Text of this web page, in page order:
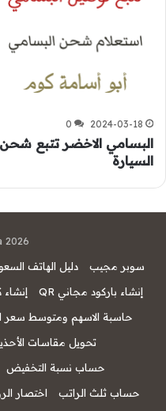
2024-03-18
0
البسامي الاخضر تتبع شحن
السيارة
2026
سوبر مجيب
دليل الهاتف
إنشاء باركود مجاني QR
حاسبة الاسهم ومتوسط سعر
تحويل مقاسات
حساب نسبة التخفيض
حساب ثلث الراتب
اختصار